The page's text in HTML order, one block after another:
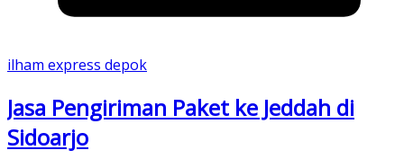
ilham express depok
Jasa Pengiriman Paket ke Jeddah di
Sidoarjo